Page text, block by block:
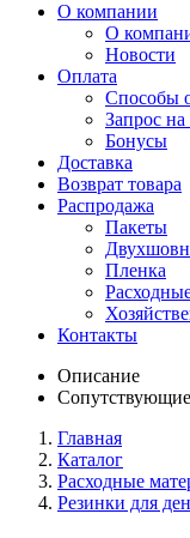
О компании
О
Новости
Оплата
Способы
Запрос
Бонусы
Доставка
Возврат товара
Распродажа
Пакеты
Пленка
Контакты
Описание
Главная
Каталог
Расходные
Резинки для